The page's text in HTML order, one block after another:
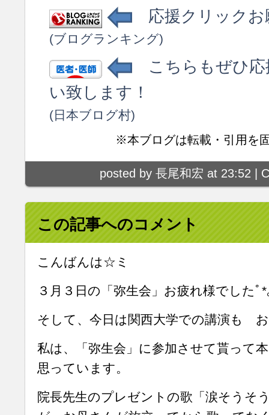
応援クリックお
(ブログランキング)
こちらもぜひ応
い致します！
(日本ブログ村)
※本ブログは転載・引用を
posted by 長尾和宏 at 23:52 |
この記事へのコメント
こんばんは☆ミ
３月３日の「弥生会」お疲れ様でしたﾟ*
そして、今日は関西大学での講演も
私は、「弥生会」に参加させて貰って
思っています。
院長先生のプレゼントの歌「涙そうそ